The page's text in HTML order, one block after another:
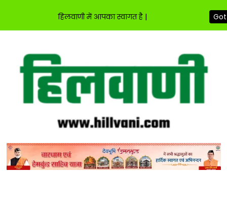
content
हिलवाणी में आपका स्वागत है |